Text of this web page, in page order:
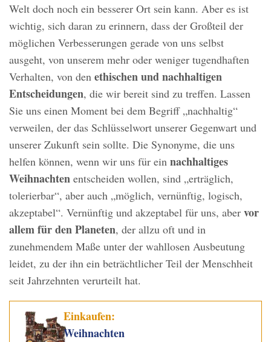
Welt doch noch ein besserer Ort sein kann. Aber es ist
wichtig, sich daran zu erinnern, dass der Großteil der
möglichen Verbesserungen gerade von uns selbst
ausgeht, von unserem mehr oder weniger tugendhaften
Verhalten, von den ethischen und nachhaltigen
Entscheidungen, die wir bereit sind zu treffen. Lassen
Sie uns einen Moment bei dem Begriff „nachhaltig“
verweilen, der das Schlüsselwort unserer Gegenwart und
unserer Zukunft sein sollte. Die Synonyme, die uns
helfen können, wenn wir uns für ein nachhaltiges
Weihnachten entscheiden wollen, sind „erträglich,
tolerierbar“, aber auch „möglich, vernünftig, logisch,
akzeptabel“. Vernünftig und akzeptabel für uns, aber vor
allem für den Planeten, der allzu oft und in
zunehmendem Maße unter der wahllosen Ausbeutung
leidet, zu der ihn ein beträchtlicher Teil der Menschheit
seit Jahrzehnten verurteilt hat.
Einkaufen:
Weihnachten